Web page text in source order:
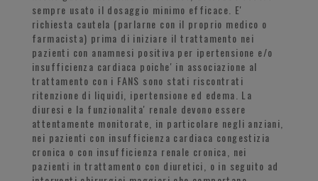
sempre usato il dosaggio minimo efficace. E'
richiesta cautela (parlarne con il proprio medico o
farmacista) prima di iniziare il trattamento nei
pazienti con anamnesi positiva per ipertensione e/o
insufficienza cardiaca poiche' in associazione al
trattamento con i FANS sono stati riscontrati
ritenzione di liquidi, ipertensione ed edema. La
diuresi e la funzionalita' renale devono essere
attentamente monitorate, in particolare negli anziani,
nei pazienti con insufficienza cardiaca congestizia
cronica o con insufficienza renale cronica, nei
pazienti in trattamento con diuretici, o in seguito ad